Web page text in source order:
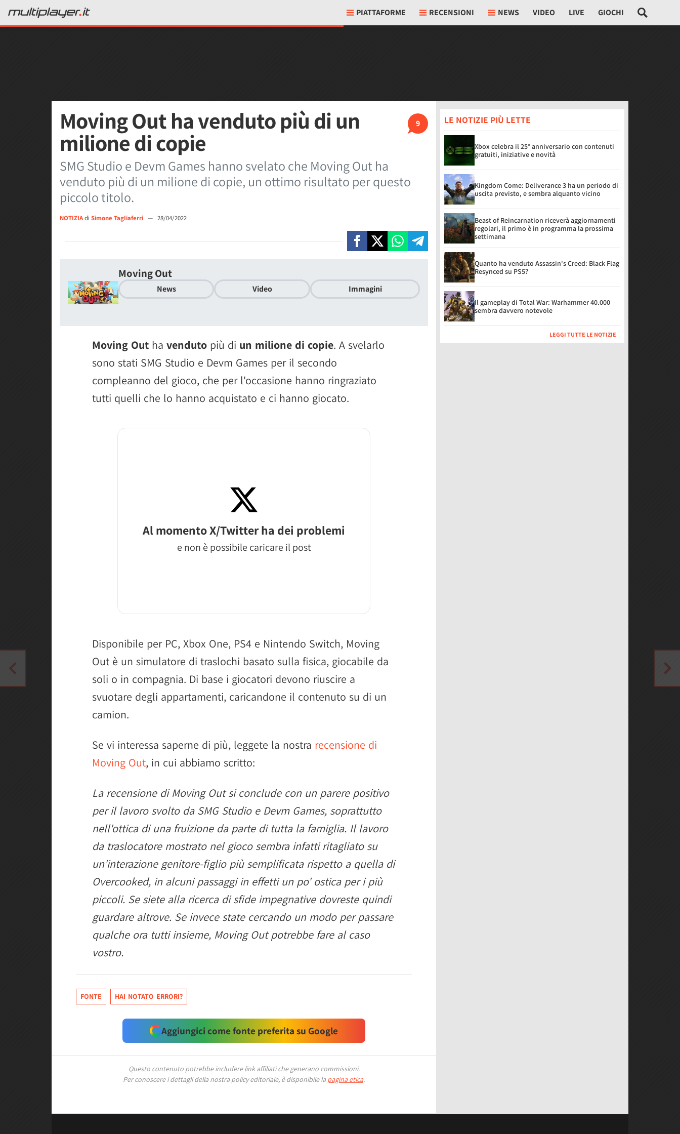
PIATTAFORME RECENSIONI NEWS VIDEO LIVE GIOCHI
9
Moving Out ha venduto più di un
milione di copie
SMG Studio e Devm Games hanno svelato che Moving Out ha
venduto più di un milione di copie, un ottimo risultato per questo
piccolo titolo.
NOTIZIAdi Simone Tagliaferri — 28/04/2022
Moving Out
News Video Immagini
Moving Out ha venduto più di un milione di copie. A svelarlo
sono stati SMG Studio e Devm Games per il secondo
compleanno del gioco, che per l'occasione hanno ringraziato
tutti quelli che lo hanno acquistato e ci hanno giocato.
Al momento X/Twitter ha dei problemi
e non è possibile caricare il post
Disponibile per PC, Xbox One, PS4 e Nintendo Switch, Moving
Out è un simulatore di traslochi basato sulla fisica, giocabile da
soli o in compagnia. Di base i giocatori devono riuscire a
svuotare degli appartamenti, caricandone il contenuto su di un
camion.
Se vi interessa saperne di più, leggete la nostra recensione di
Moving Out, in cui abbiamo scritto:
La recensione di Moving Out si conclude con un parere positivo
per il lavoro svolto da SMG Studio e Devm Games, soprattutto
nell'ottica di una fruizione da parte di tutta la famiglia. Il lavoro
da traslocatore mostrato nel gioco sembra infatti ritagliato su
un'interazione genitore-figlio più semplificata rispetto a quella di
Overcooked, in alcuni passaggi in effetti un po' ostica per i più
piccoli. Se siete alla ricerca di sfide impegnative dovreste quindi
guardare altrove. Se invece state cercando un modo per passare
qualche ora tutti insieme, Moving Out potrebbe fare al caso
vostro.
FONTE HAI NOTATO ERRORI?
Aggiungici come fonte preferita su Google
Questo contenuto potrebbe includere link affiliati che generano commissioni.
Per conoscere i dettagli della nostra policy editoriale, è disponibile la pagina etica.
LE NOTIZIE PIÙ LETTE
Xbox celebra il 25° anniversario con contenuti
gratuiti, iniziative e novità
Kingdom Come: Deliverance 3 ha un periodo di
uscita previsto, e sembra alquanto vicino
Beast of Reincarnation riceverà aggiornamenti
regolari, il primo è in programma la prossima
settimana
Quanto ha venduto Assassin's Creed: Black Flag
Resynced su PS5?
Il gameplay di Total War: Warhammer 40.000
sembra davvero notevole
LEGGI TUTTE LE NOTIZIE